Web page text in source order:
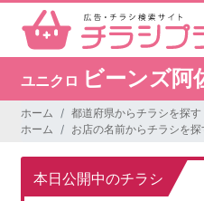
ユニクロ ビーンズ阿
ホーム 都道府県からチラシを探す
ホーム
お店の名前からチラシを探
本日公開中のチラシ